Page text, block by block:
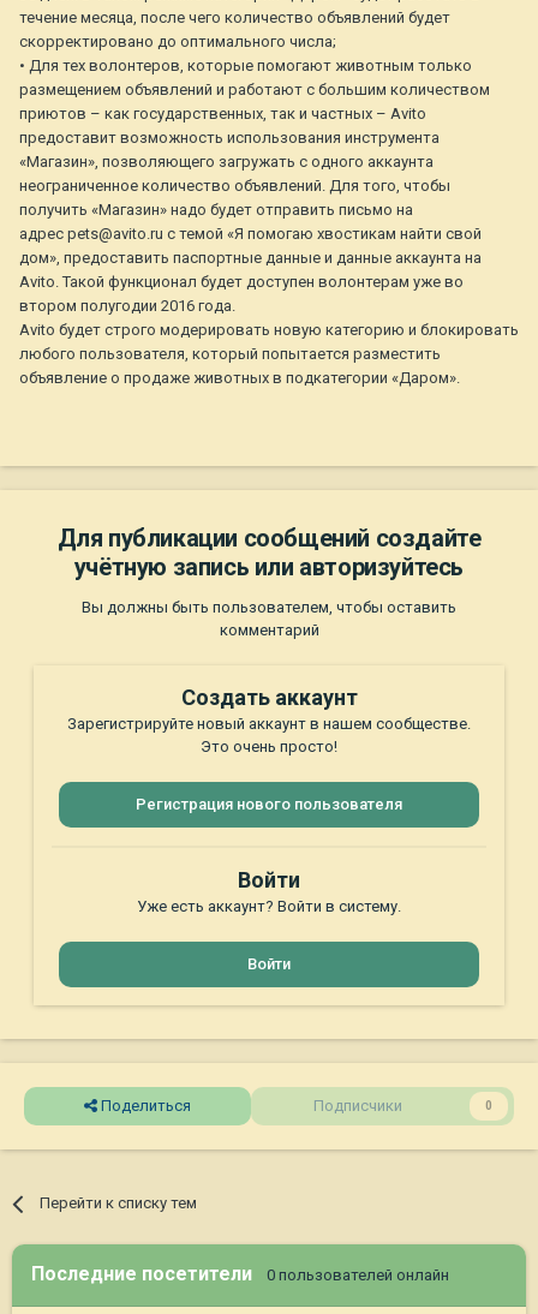
течение месяца, после чего количество объявлений будет
скорректировано до оптимального числа;
• Для тех волонтеров, которые помогают животным только
размещением объявлений и работают с большим количеством
приютов – как государственных, так и частных – Avito
предоставит возможность использования инструмента
«Магазин», позволяющего загружать с одного аккаунта
неограниченное количество объявлений. Для того, чтобы
получить «Магазин» надо будет отправить письмо на
адрес pets@avito.ru с темой «Я помогаю хвостикам найти свой
дом», предоставить паспортные данные и данные аккаунта на
Avito. Такой функционал будет доступен волонтерам уже во
втором полугодии 2016 года.
Avito будет строго модерировать новую категорию и блокировать
любого пользователя, который попытается разместить
объявление о продаже животных в подкатегории «Даром».
Для публикации сообщений создайте
учётную запись или авторизуйтесь
Вы должны быть пользователем, чтобы оставить
комментарий
Создать аккаунт
Зарегистрируйте новый аккаунт в нашем сообществе.
Это очень просто!
Регистрация нового пользователя
Войти
Уже есть аккаунт? Войти в систему.
Войти
Поделиться Подписчики 0
Перейти к списку тем
Последние посетители 0 пользователей онлайн